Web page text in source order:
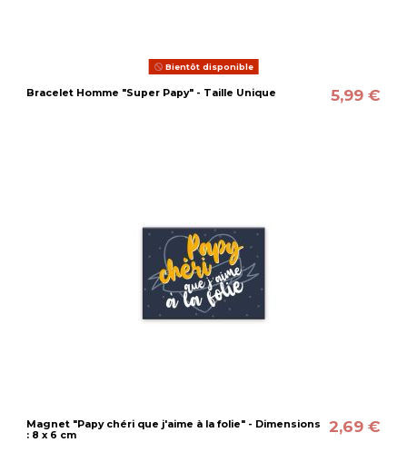
Bientôt disponible
Bracelet Homme "Super Papy" - Taille Unique 5,99 €
Magnet "Papy chéri que j'aime à la folie" - Dimensions
: 8 x 6 cm
2,69 €